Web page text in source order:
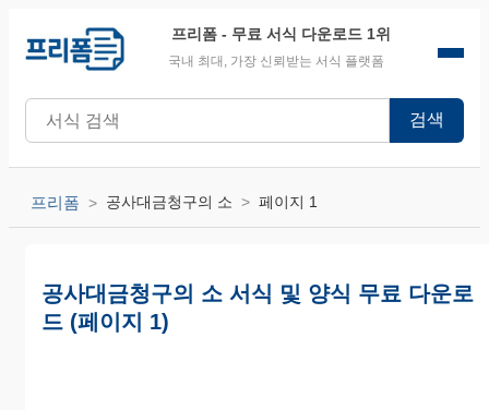
프리폼 - 무료 서식 다운로드 1위
국내 최대, 가장 신뢰받는 서식 플랫폼
검색
프리폼 공사대금청구의 소 페이지 1
공사대금청구의 소 서식 및 양식 무료 다운로
드 (페이지 1)